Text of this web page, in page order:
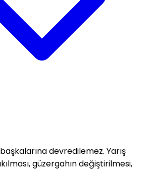
devredilemez. Yarış
güzergahın değiştirilmesi,